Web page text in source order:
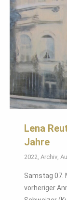
Lena
Jahre
2022, Archiv,
Samstag 07.
vorheriger